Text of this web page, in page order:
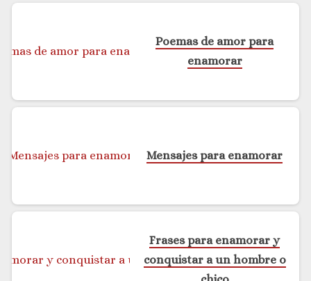
Poemas de amor para
enamorar
Mensajes para enamorar
Frases para enamorar y
conquistar a un hombre o